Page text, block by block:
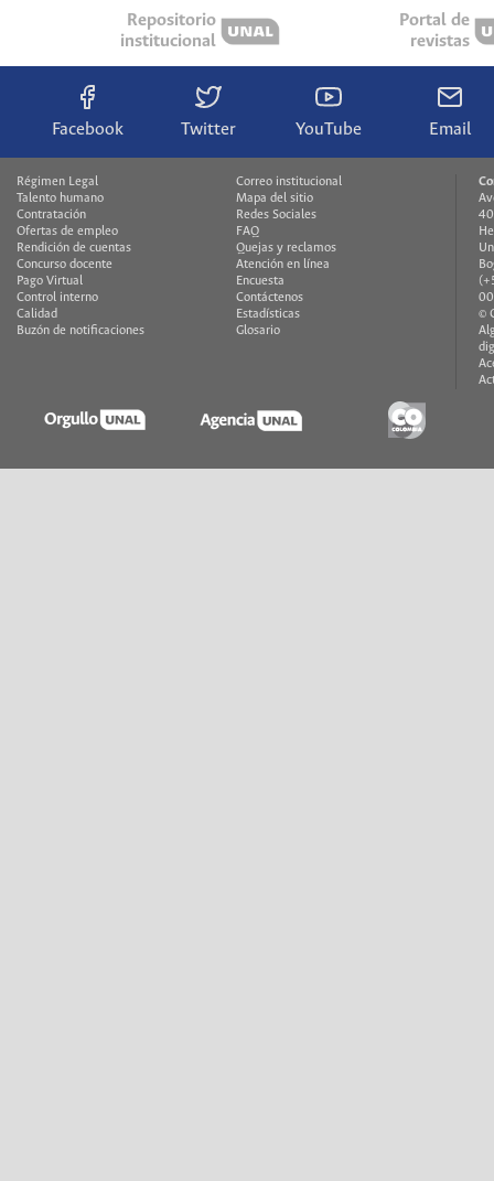
Repositorio
institucional
Portal de
revistas
Facebook Twitter YouTube Email
Régimen Legal
Talento humano
Contratación
Ofertas de empleo
Rendición de cuentas
Concurso docente
Pago Virtual
Control interno
Calidad
Buzón de notificaciones
Correo institucional
Mapa del sitio
Redes Sociales
FAQ
Quejas y reclamos
Atención en línea
Encuesta
Contáctenos
Estadísticas
Glosario
©